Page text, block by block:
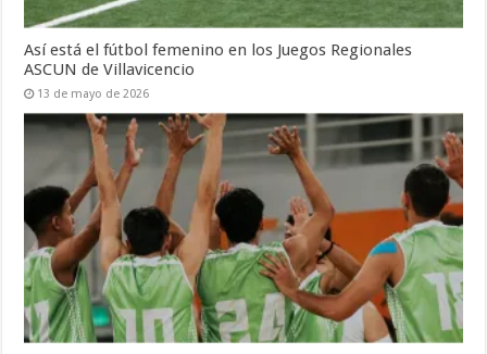
Así está el fútbol femenino en los Juegos Regionales
ASCUN de Villavicencio
13 de mayo de 2026